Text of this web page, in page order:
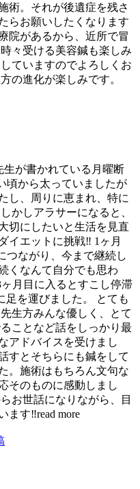
術。それが後遺症を残さ
らお願いしたくなります
院があるから、近所で冒
々受ける美容鍼も楽しみ
ていますのでよろしくお
の進化が楽しみです。
生が書かれている月曜断
頃から太っていましたが
し、周りに恵まれ、特に
かしアラサーになると、
切にしたいと生活を見直
イエットに挑戦‼︎ 1ヶ月
つながり、今まで継続し
くなんて自分でも思わ
月目に入るとすこし停滞
足を運びました。 とても
生方みんな優しく、とて
ことなど話をしっかり最
アドバイスを受けまし
すとそちらにも鍼をして
。施術はもちろん文句な
そのものに感動しまし
お世話になりながら、目
ます‼︎read more